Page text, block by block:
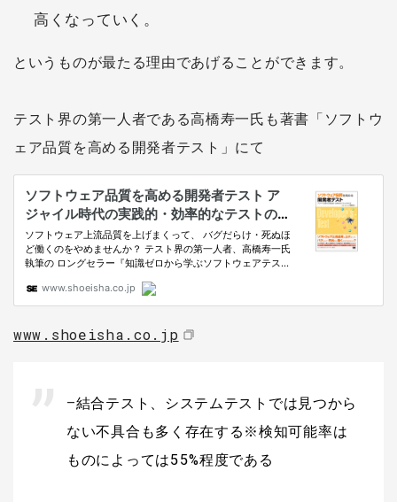
高くなっていく。
というものが最たる理由であげることができます。
テスト界の第一人者である高橋寿一氏も著書「ソフトウ
ェア品質を高める開発者テスト」にて
www.shoeisha.co.jp
–結合テスト、システムテストでは見つから
ない不具合も多く存在する※検知可能率は
ものによっては55%程度である